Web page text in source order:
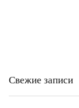
Свежие записи